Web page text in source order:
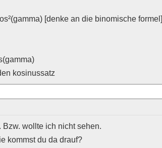
[denke an die binomische formel]
kosinussatz
wollte ich nicht sehen.
kommst du da drauf?